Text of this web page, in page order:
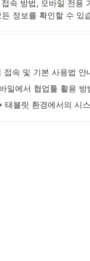
속 방법, 모바일 전용
정보를 확인할 수 있
속 및 기본 사용법 안
일에서 협업툴 활용 방
태블릿 환경에서의 시